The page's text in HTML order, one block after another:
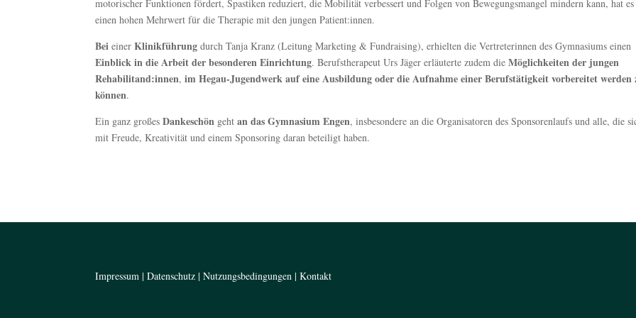
motorischer Funktionen fördert, Spastiken reduziert, die Mobilität verbessert und Folgen von Bewegungsmangel mindern kann, hat es
einen hohen Mehrwert für die Therapie mit den jungen Patient:innen.
Bei einerKlinikführung durch Tanja Kranz (Leitung Marketing & Fundraising), erhielten die Vertreterinnen des Gymnasiums einen
Einblick in die Arbeit der besonderen Einrichtung. Berufstherapeut Urs Jäger erläuterte zudem dieMöglichkeiten der jungen
Rehabilitand:innen,im Hegau-Jugendwerk auf eine Ausbildung oder die Aufnahme einer Berufstätigkeit vorbereitet werden
können.
Ein ganz großesDankeschön gehtan das Gymnasium Engen, insbesondere an die Organisatoren des Sponsorenlaufs und alle, die
mit Freude, Kreativität und einem Sponsoring daran beteiligt haben.
Impressum |Datenschutz |Nutzungsbedingungen |Kontakt